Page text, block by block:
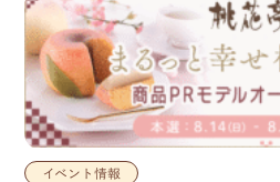
イベント情報